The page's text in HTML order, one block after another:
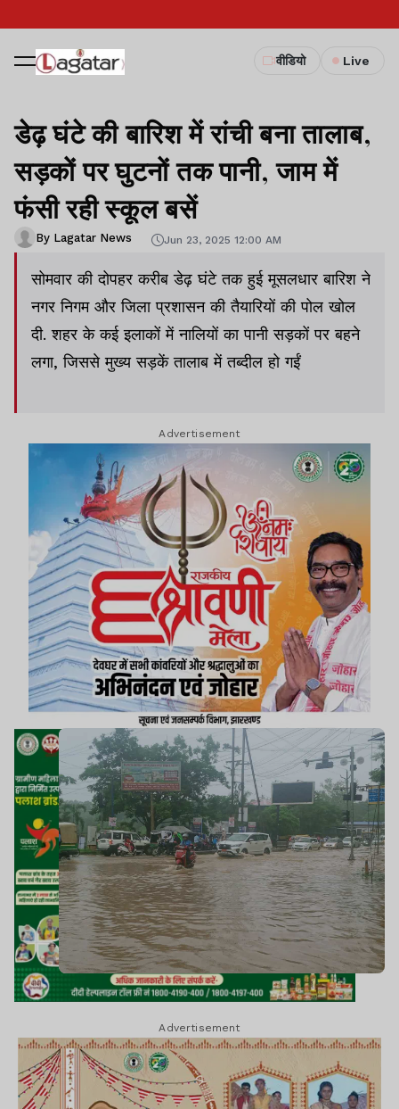
वीडियो Live
डेढ़ घंटे की बारिश में रांची बना तालाब,
सड़कों पर घुटनों तक पानी, जाम में
फंसी रही स्कूल बसें
By Lagatar News Jun 23, 2025 12:00 AM
सोमवार की दोपहर करीब डेढ़ घंटे तक हुई मूसलधार बारिश ने
नगर निगम और जिला प्रशासन की तैयारियों की पोल खोल
दी. शहर के कई इलाकों में नालियों का पानी सड़कों पर बहने
लगा, जिससे मुख्य सड़कें तालाब में तब्दील हो गईं
Advertisement
Advertisement